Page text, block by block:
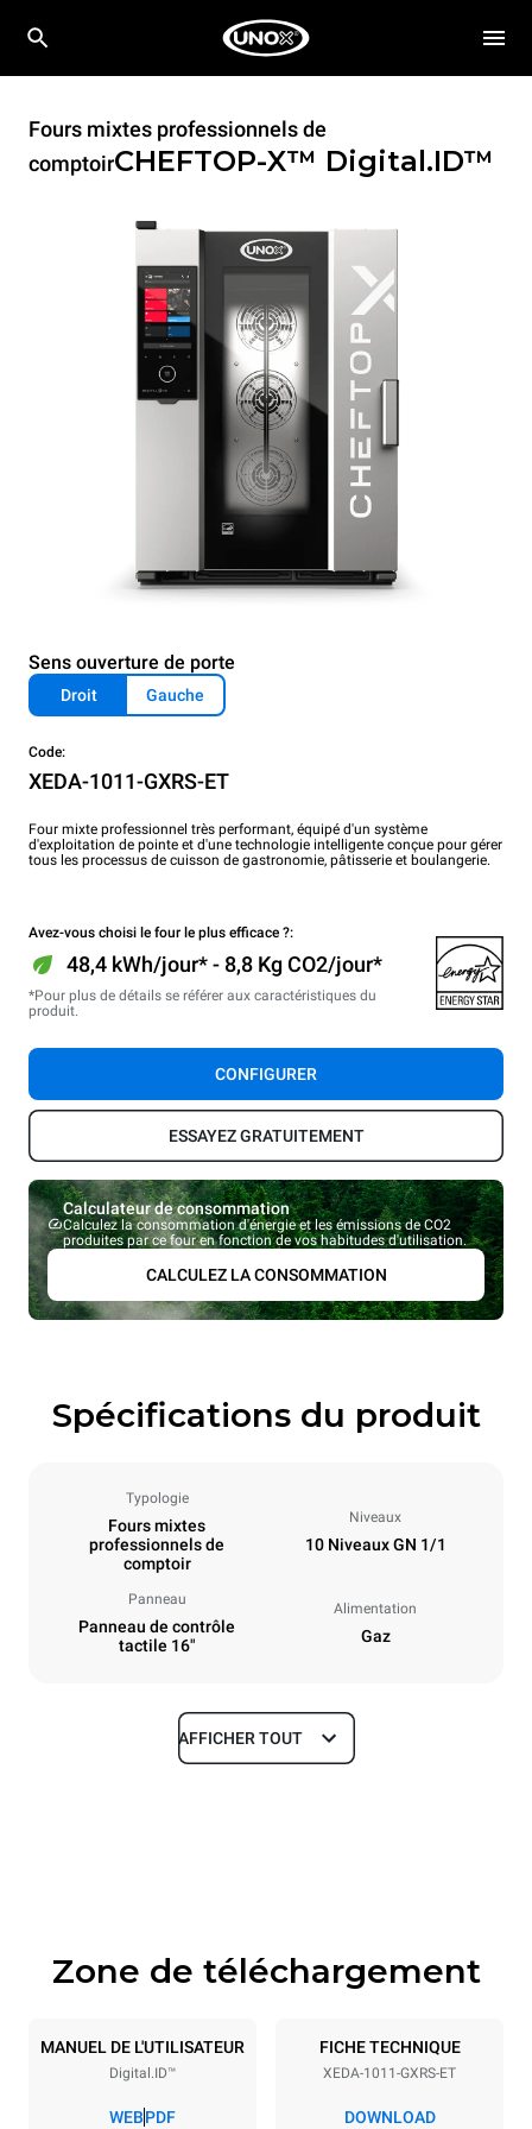
Fours mixtes professionnels de
comptoirCHEFTOP-X™ Digital.ID™
Sens ouverture de porte
Droit Gauche
Code:
XEDA-1011-GXRS-ET
Four mixte professionnel très performant, équipé d'un système
d'exploitation de pointe et d'une technologie intelligente conçue pour gérer
tous les processus de cuisson de gastronomie, pâtisserie et boulangerie.
Avez-vous choisi le four le plus efficace ?:
48,4 kWh/jour* - 8,8 Kg CO2/jour*
*Pour plus de détails se référer aux caractéristiques du
produit.
CONFIGURER
ESSAYEZ GRATUITEMENT
Calculateur de consommation
Calculez la consommation d'énergie et les émissions de CO2
produites par ce four en fonction de vos habitudes d'utilisation.
CALCULEZ LA CONSOMMATION
Spécifications du produit
Typologie
Fours mixtes
professionnels de
comptoir
Niveaux
10 Niveaux GN 1/1
Panneau
Panneau de contrôle
tactile 16"
Alimentation
Gaz
Dimensions
Caractéristiques de la plaque
10 GN 1/1
Espace entre les plaques
AFFICHER TOUT
Zone de téléchargement
MANUEL DE L'UTILISATEUR
Digital.ID™
WEBPDF
FICHE TECHNIQUE
XEDA-1011-GXRS-ET
DOWNLOAD